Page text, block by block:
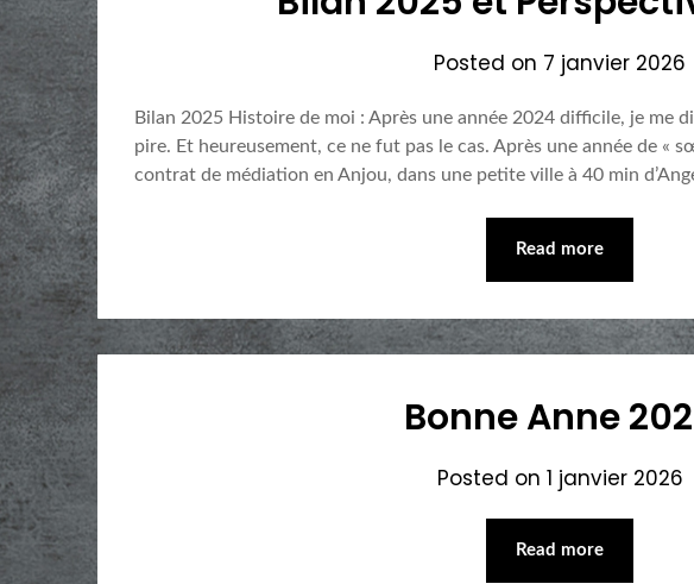
Posted on 7 janvier 2026
Bilan 2025 Histoire de moi : Après une année 2024 difficile, je me
pire. Et heureusement, ce ne fut pas le cas. Après une année de «
contrat de médiation en Anjou, dans une petite ville à 40 min
Read more
Bonne Anne
Posted on 1 janvier 2026
Read more